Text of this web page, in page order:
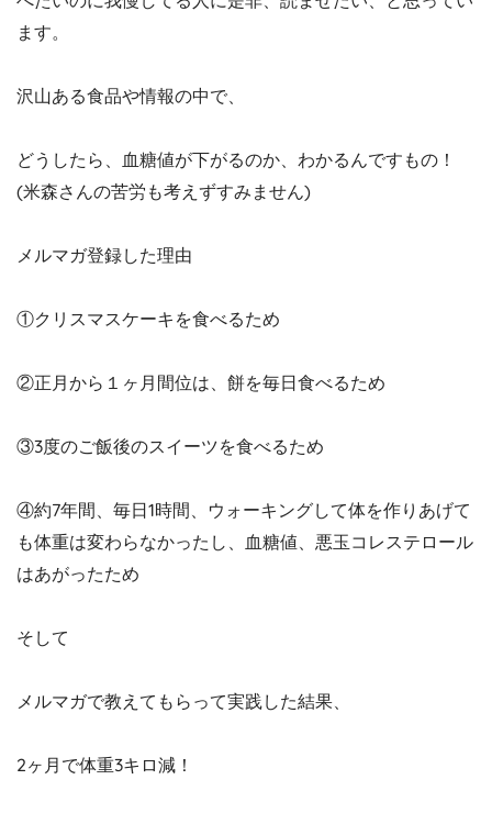
ます。
沢山ある食品や情報の中で、
どうしたら、血糖値が下がるのか、わかるんですもの！
(米森さんの苦労も考えずすみません)
メルマガ登録した理由
①クリスマスケーキを食べるため
②正月から１ヶ月間位は、餅を毎日食べるため
③3度のご飯後のスイーツを食べるため
④約7年間、毎日1時間、ウォーキングして体を作りあげて
も体重は変わらなかったし、血糖値、悪玉コレステロール
はあがったため
そして
メルマガで教えてもらって実践した結果、
2ヶ月で体重3キロ減！